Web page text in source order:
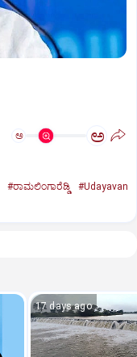
ಅ ಅ
#ರಾಮಲಿಂಗಾರೆಡ್ಡಿ
#Udayavan
17 days ago